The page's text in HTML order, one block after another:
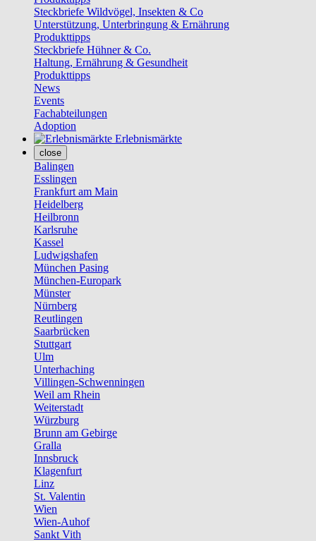
Steckbriefe Wildvögel, Insekten & Co
Unterstützung, Unterbringung & Ernährung
Produkttipps
Steckbriefe Hühner & Co.
Haltung, Ernährung & Gesundheit
Produkttipps
News
Events
Fachabteilungen
Adoption
Erlebnismärkte
close
Balingen
Esslingen
Frankfurt am Main
Heidelberg
Heilbronn
Karlsruhe
Kassel
Ludwigshafen
München Pasing
München-Europark
Münster
Nürnberg
Reutlingen
Saarbrücken
Stuttgart
Ulm
Unterhaching
Villingen-Schwenningen
Weil am Rhein
Weiterstadt
Würzburg
Brunn am Gebirge
Gralla
Innsbruck
Klagenfurt
Linz
St. Valentin
Wien
Wien-Auhof
Sankt Vith